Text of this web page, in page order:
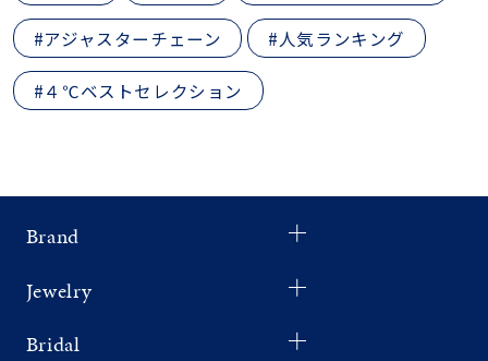
#アジャスターチェーン #人気ランキング
#４℃ベストセレクション
Brand
Jewelry
Bridal